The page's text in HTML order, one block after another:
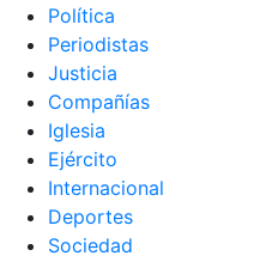
Política
Periodistas
Justicia
Compañías
Iglesia
Ejército
Internacional
Deportes
Sociedad